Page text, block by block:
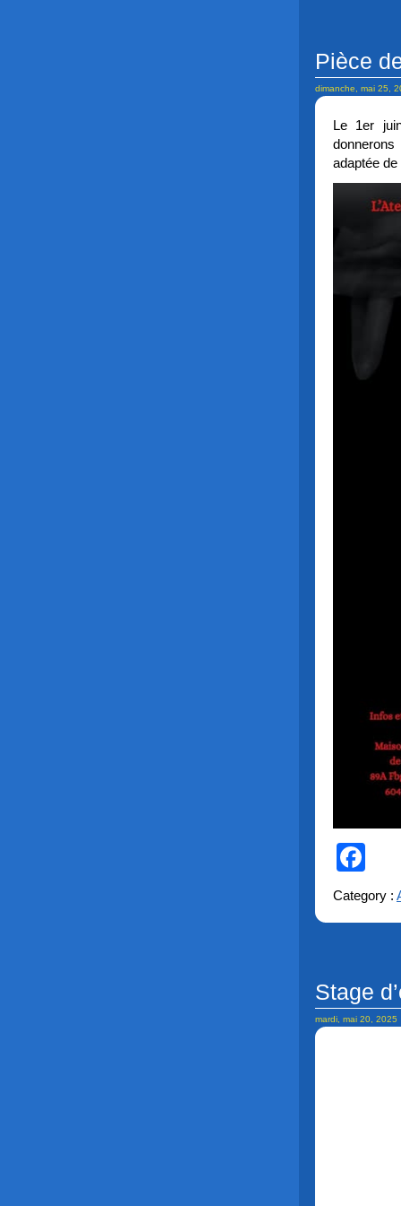
Pièce
dimanche, mai 25,
Le 1er
adaptée
Category :
Stage
mardi, mai 20, 2025